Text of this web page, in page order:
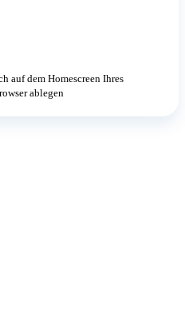
auf dem Homescreen Ihres
ablegen